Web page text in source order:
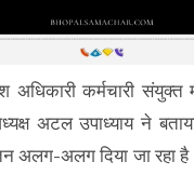
अधिकारी कर्मचारी संयुक्त
अटल उपाध्याय ने
अलग-अलग दिया जा रहा